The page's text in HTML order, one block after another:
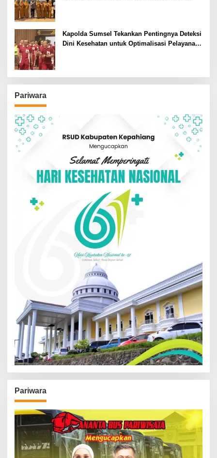
Kapolda Sumsel Tekankan Pentingnya Deteksi
Dini Kesehatan untuk Optimalisasi Pelayanan
Pariwara
Pariwara